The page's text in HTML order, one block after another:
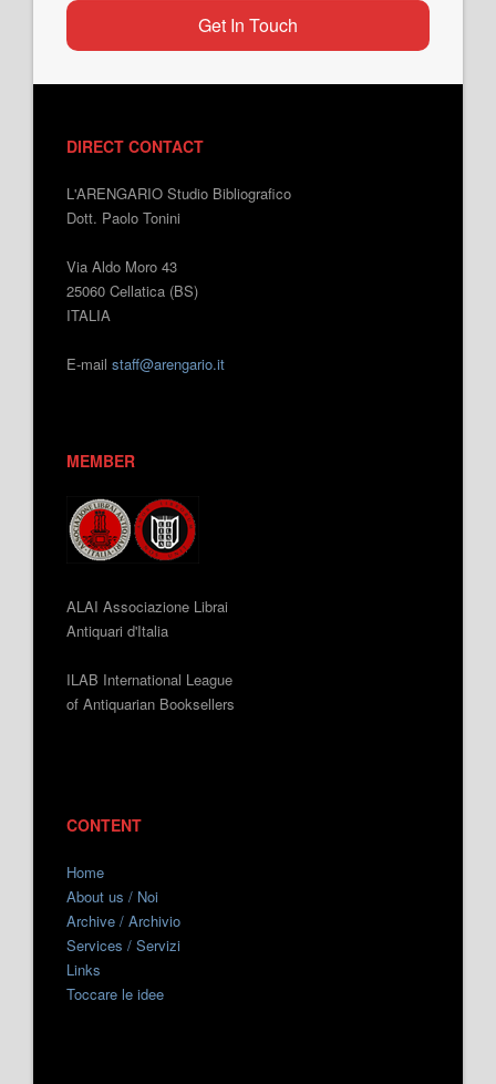
Get In Touch
DIRECT CONTACT
L'ARENGARIO Studio Bibliografico
Dott. Paolo Tonini
Via Aldo Moro 43
25060 Cellatica (BS)
ITALIA
E-mail staff@arengario.it
MEMBER
ALAI Associazione Librai
Antiquari d'Italia
ILAB International League
of Antiquarian Booksellers
CONTENT
Home
About us / Noi
Archive / Archivio
Services / Servizi
Links
Toccare le idee